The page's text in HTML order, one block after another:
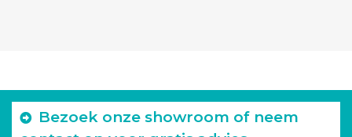
Bezoek onze showroom of neem